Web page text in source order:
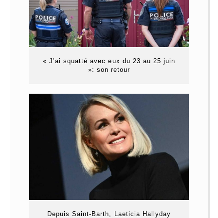
« J’ai squatté avec eux du 23 au 25 juin
»: son retour
Depuis Saint-Barth, Laeticia Hallyday